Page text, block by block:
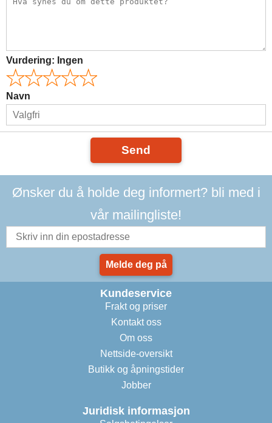
Vurdering: Ingen
Navn
Send
Ønsker du å holde deg informert? bli med i
vår mailingliste!
Melde deg på
Kundeservice
Frakt og priser
Kontakt oss
Om oss
Nettside-oversikt
Butikk og åpningstider
Jobber
Juridisk informasjon